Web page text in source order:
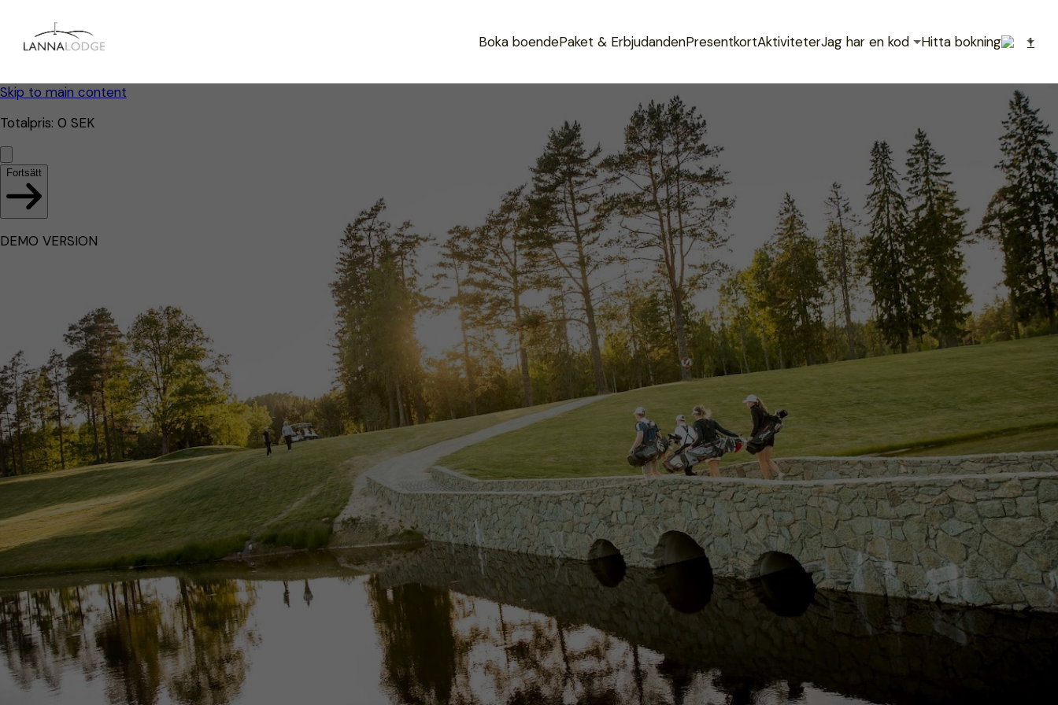
Boka boendePaket & ErbjudandenPresentkortAktiviteterJag har en kod Hitta bokning 1
Skip to main content
Totalpris: 0 SEK
Fortsätt
DEMO VERSION